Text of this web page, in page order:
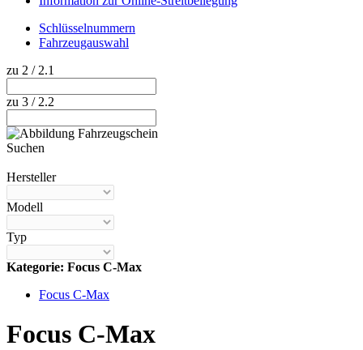
Schlüsselnummern
Fahrzeugauswahl
zu 2 / 2.1
zu 3 / 2.2
Suchen
Hersteller
Modell
Typ
Kategorie: Focus C-Max
Focus C-Max
Focus C-Max